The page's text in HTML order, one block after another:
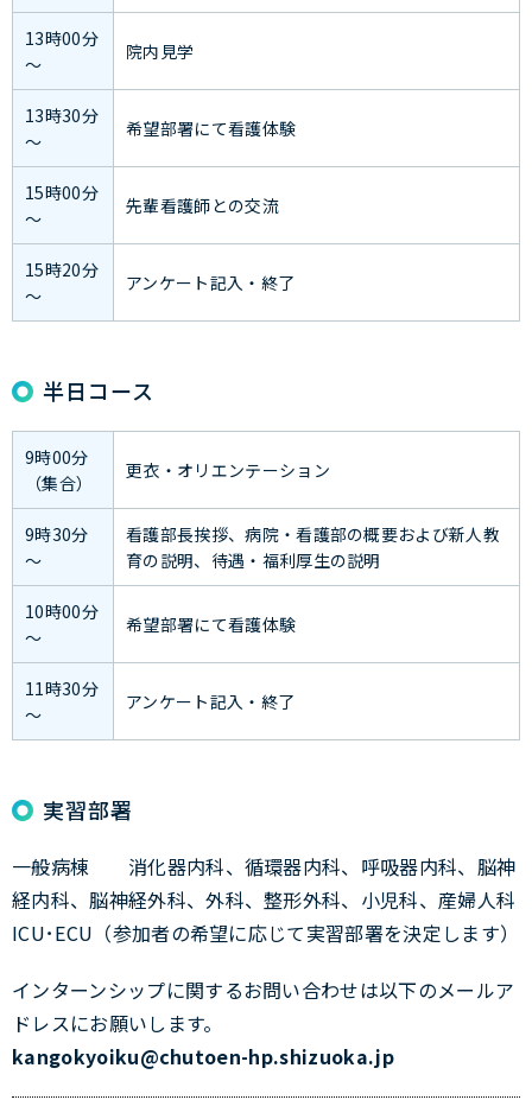
13時00分
～
院内見学
13時30分
～
希望部署にて看護体験
15時00分
～
先輩看護師との交流
15時20分
～
アンケート記入・終了
半日コース
9時00分
（集合）
更衣・オリエンテーション
9時30分
～
看護部長挨拶、病院・看護部の概要および新人教
育の説明、待遇・福利厚生の説明
10時00分
～
希望部署にて看護体験
11時30分
～
アンケート記入・終了
実習部署
一般病棟 消化器内科、循環器内科、呼吸器内科、脳神
経内科、脳神経外科、外科、整形外科、小児科、産婦人科
ICU･ECU（参加者の希望に応じて実習部署を決定します）
インターンシップに関するお問い合わせは以下のメールア
ドレスにお願いします。
kangokyoiku@chutoen-hp.shizuoka.jp